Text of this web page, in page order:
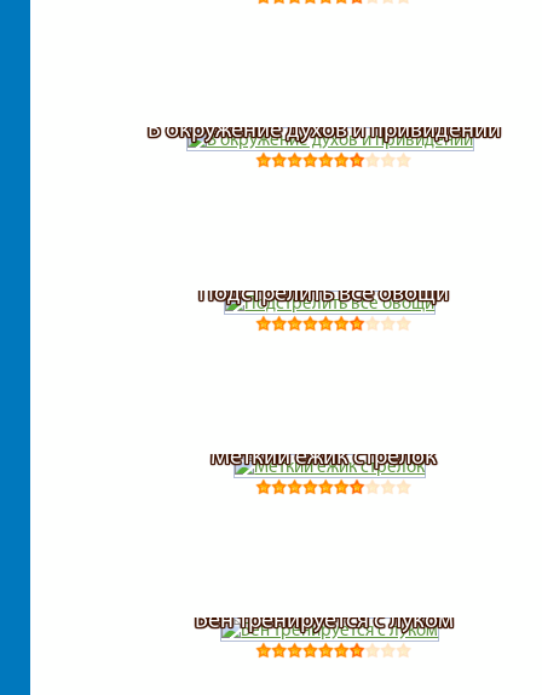
В окружение духов и привидений
Подстрелить все овощи
Меткий ежик стрелок
Бен тренируется с луком